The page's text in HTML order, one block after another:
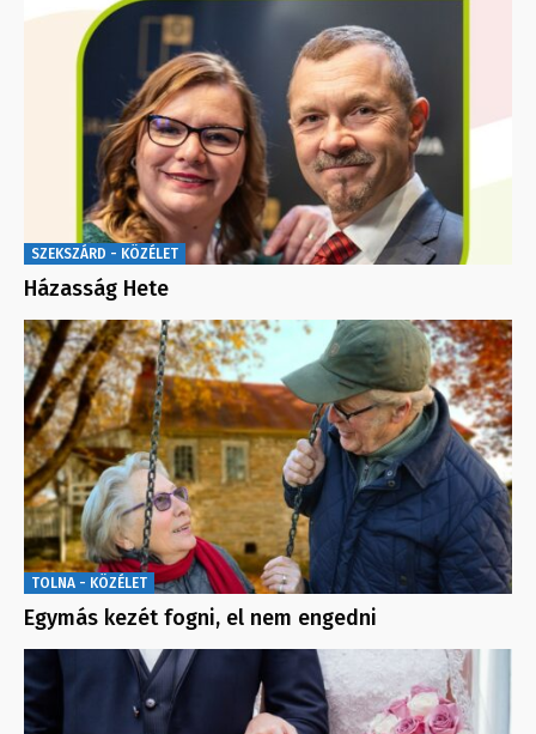
SZEKSZÁRD - KÖZÉLET
Házasság Hete
TOLNA - KÖZÉLET
Egymás kezét fogni, el nem engedni